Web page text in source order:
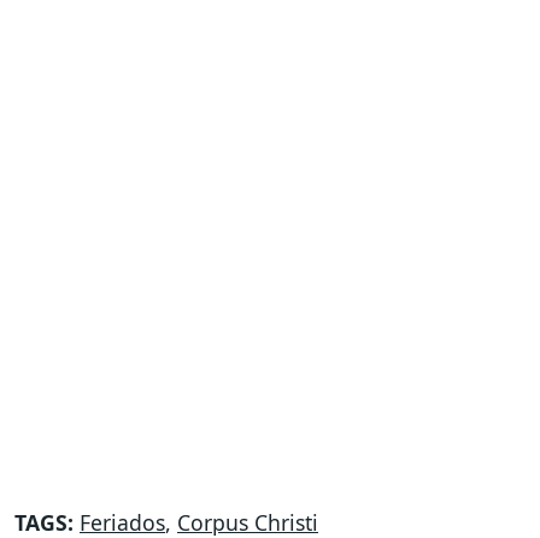
TAGS: Feriados, Corpus Christi